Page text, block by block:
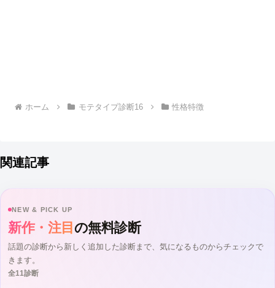
ホーム モテタイプ診断16 性格特徴
関連記事
NEW & PICK UP
新作・注目 の無料診断
話題の診断から新しく追加した診断まで、気になるものからチェックで
きます。
全11診断